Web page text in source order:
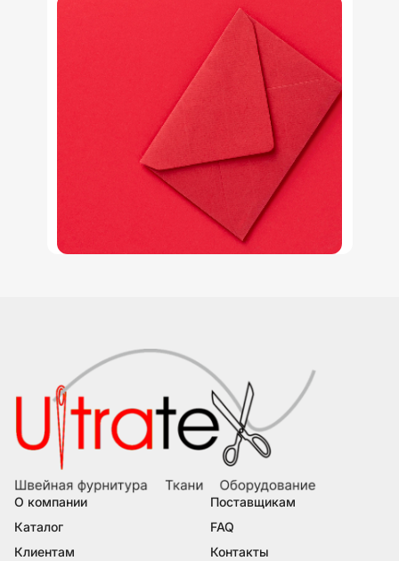
О компании
Каталог
Клиентам
Поставщикам
FAQ
Контакты